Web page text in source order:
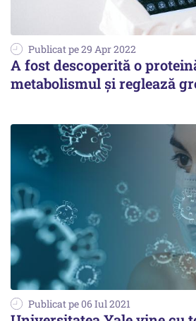
Publicat pe 29 Apr 2022
A fost descoperită o
metabolismul și reglează
Publicat pe 06 Iul 2021